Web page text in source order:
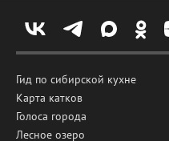
Гид по сибирской кухне
Карта катков
Голоса города
Лесное озеро